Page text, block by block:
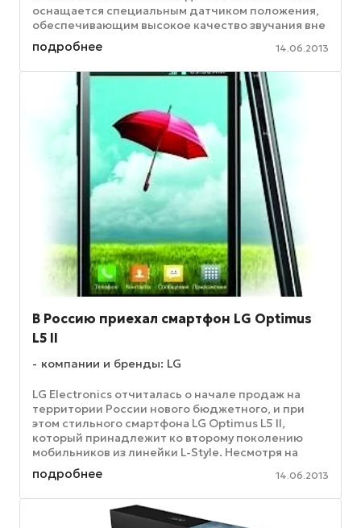
оснащается специальным датчиком положения,
обеспечивающим высокое качество звучания вне
зависимости от ...
подробнее 14.06.2013
В Россию приехал смартфон LG Optimus
L5 II
компании и бренды: LG
LG Electronics отчиталась о начале продаж на
территории России нового бюджетного, и при
этом стильного смартфона LG Optimus L5 II,
который принадлежит ко второму поколению
мобильников из линейки L-Style. Несмотря на
небольшую стоимость, данный ...
подробнее 14.06.2013